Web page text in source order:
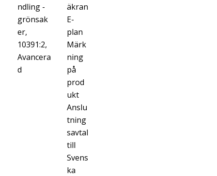
ndling -
grönsak
er,
10391:2,
Avancera
d
äkran
E-
plan
Märk
ning
på
prod
ukt
Anslu
tning
savtal
till
Svens
ka